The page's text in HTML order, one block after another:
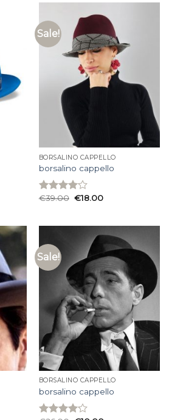
Sale!
BORSALINO CAPPELLO
borsalino cappello
Rated
€39.00 €18.00
Sale!
BORSALINO CAPPELLO
borsalino cappello